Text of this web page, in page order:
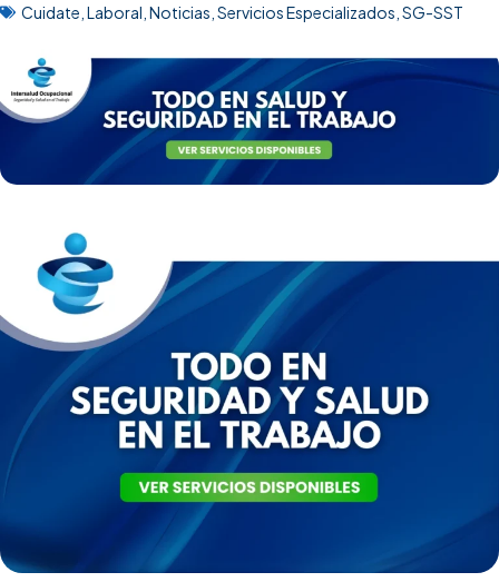
Cuidate Laboral Noticias Servicios Especializados SG-SST